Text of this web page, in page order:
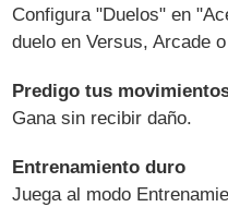
Configura "Duelos" en
duelo en Versus, Arcade
Predigo tus
Gana sin recibir daño.
Entrenamiento duro
Juega al modo